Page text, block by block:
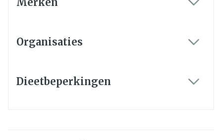
Organisaties
Dieetbeperkingen